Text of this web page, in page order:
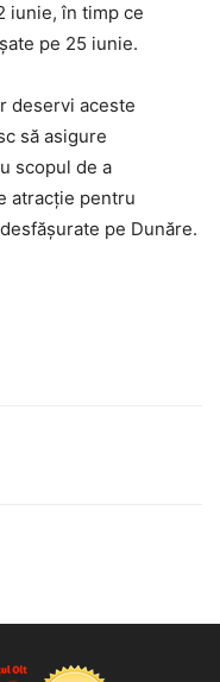
iunie, în timp ce
pe 25 iunie.
deservi aceste
să asigure
scopul de a
atracție pentru
pe Dunăre.